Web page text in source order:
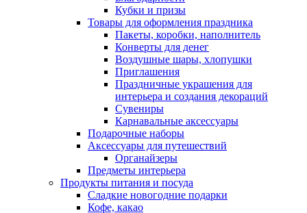
Кубки и призы
Товары для оформления праздника
Пакеты, коробки, наполнитель
Конверты для денег
Воздушные шары, хлопушки
Приглашения
Праздничные украшения для
интерьера и создания декораций
Сувениры
Карнавальные аксессуары
Подарочные наборы
Аксессуары для путешествий
Органайзеры
Предметы интерьера
Продукты питания и посуда
Сладкие новогодние подарки
Кофе, какао